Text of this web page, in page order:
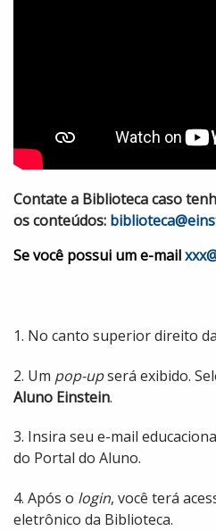
Contate a Biblioteca caso
os conteúdos:
Se você possui um e-mail
1. No canto superior direito
2. Um pop-upserá exibido.
Aluno Einstein.
3. Insira seu e-mail
do Portal do Aluno.
4. Após o login, você terá
eletrônico da Biblioteca.